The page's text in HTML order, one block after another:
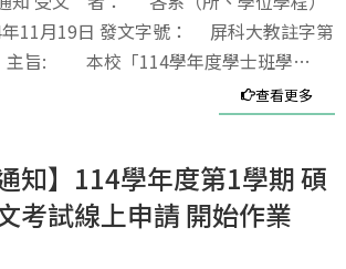
11月19日 發文字號： 屏科大教註字第
旨: 本校「114學年度學士班學…
查看更多
知】114學年度第1學期 碩
考試線上申請 開始作業